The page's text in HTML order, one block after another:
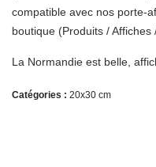
compatible avec nos porte-
boutique (Produits / Affiches
La Normandie est belle,
Catégories : 20x30 cm